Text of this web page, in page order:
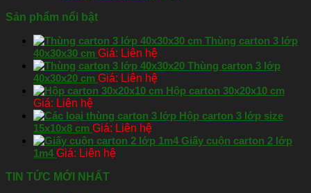
Sản phẩm nổi bật
Thùng carton 3 lớp
40x30x30 cm
Liên hệ
Thùng carton 3 lớp
40x30x20 cm
Liên hệ
Hộp carton 30x20x10 cm
Liên hệ
Hộp carton 3 lớp size
15x10x8 cm
Liên hệ
Giấy cuộn carton 2 lớp
1m4
Liên hệ
TIN TỨC MỚI NHẤT